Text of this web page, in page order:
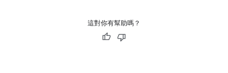
這對你有幫助嗎？